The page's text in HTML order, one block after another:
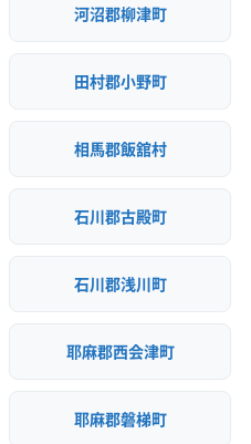
河沼郡柳津町
田村郡小野町
相馬郡飯舘村
石川郡古殿町
石川郡浅川町
耶麻郡西会津町
耶麻郡磐梯町